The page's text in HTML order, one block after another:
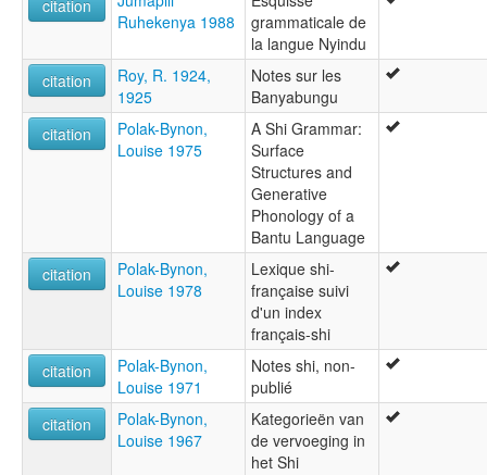
citation
Ruhekenya 1988
grammaticale de
la langue Nyindu
citation
Roy, R. 1924,
1925
Notes sur les
Banyabungu
citation
Polak-Bynon,
Louise 1975
A Shi Grammar:
Surface
Structures and
Generative
Phonology of a
Bantu Language
citation
Polak-Bynon,
Louise 1978
Lexique shi-
française suivi
d'un index
français-shi
citation
Polak-Bynon,
Louise 1971
Notes shi, non-
publié
citation
Polak-Bynon,
Louise 1967
Kategorieën van
de vervoeging in
het Shi